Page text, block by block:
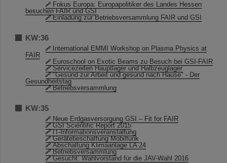
Fokus Europa: Europapolitiker des Landes Hessen
besuchen FAIR und GSI
Einladung zur Betriebsversammlung FAIR und GSI
KW:36
International EMMI Workshop on Plasma Physics at
FAIR
Euroschool on Exotic Beams zu Besuch bei GSI-FAIR
Servicezeiten Hauptlager und Halbzeuglager
"Gesund zur Arbeit und gesund nach Hause" - Der
Gesundheitstag
Betriebsversammlung
KW:35
Neue Erdgasversorgung GSI – Fit for FAIR
GSI Scientific Report 2015
IT-Informationsveranstaltung
Gerätebeschaffung Mobilfunk
Abschaltung Klimaanlage LA 24
Betriebsversammlung
Gesucht: Wahlvorstand für die JAV-Wahl 2016